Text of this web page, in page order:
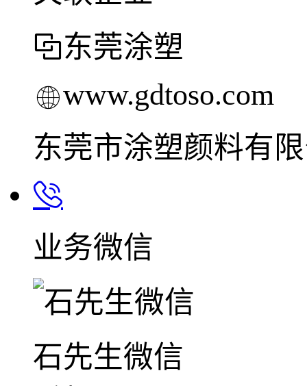
东莞涂塑
www.gdtoso.com
东莞市涂塑颜料有
业务微信
石先生微信